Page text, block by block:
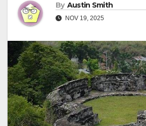
By Austin Smith
NOV 19, 2025